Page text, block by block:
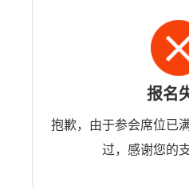
报名
抱歉，由于参会席位已
过，感谢您的